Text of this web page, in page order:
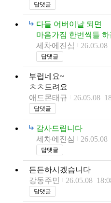
답댓글
다들 어버이날 되면
마음가짐 한번씩들
세차에진심
26.05.08
답댓글
부럽네요~
ㅊㅊ드려요
애드몬태규
26.05.08
답댓글
감사드립니다
세차에진심
26.05.08
답댓글
든든하시겠습니다
강동주민
26.05.08
답댓글